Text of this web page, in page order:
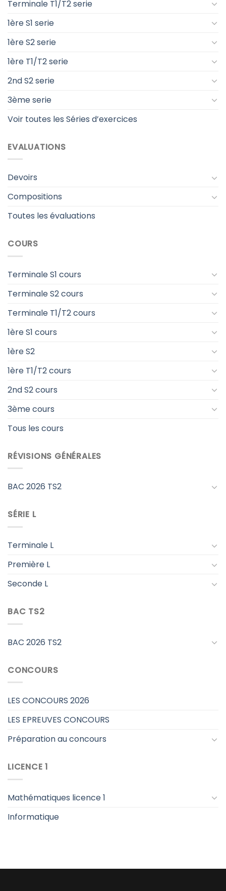
Terminale T1/T2 serie
1ère S1 serie
1ère S2 serie
1ère T1/T2 serie
2nd S2 serie
3ème serie
Voir toutes les Séries d’exercices
EVALUATIONS
Devoirs
Compositions
Toutes les évaluations
COURS
Terminale S1 cours
Terminale S2 cours
Terminale T1/T2 cours
1ère S1 cours
1ère S2
1ère T1/T2 cours
2nd S2 cours
3ème cours
Tous les cours
RÉVISIONS GÉNÉRALES
BAC 2026 TS2
SÉRIE L
Terminale L
Première L
Seconde L
BAC TS2
BAC 2026 TS2
CONCOURS
LES CONCOURS 2026
LES EPREUVES CONCOURS
Préparation au concours
LICENCE 1
Mathématiques licence 1
Informatique